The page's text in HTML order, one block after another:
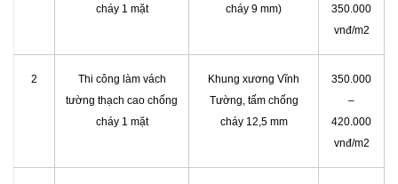
cháy 1 mặt
cháy 9 mm)
350.000
vnđ/m2
2
Thi công làm vách
tường thạch cao chống
cháy 1 mặt
Khung xương Vĩnh
Tường, tấm chống
cháy 12,5 mm
350.000
–
420.000
vnđ/m2